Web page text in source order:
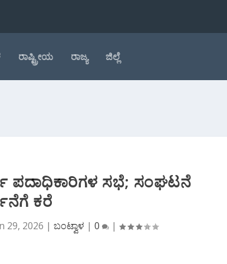
ರಾಷ್ಟ್ರೀಯ ರಾಜ್ಯ ಜಿಲ್ಲೆ
ಪದಾಧಿಕಾರಿಗಳ ಸಭೆ; ಸಂಘಟನೆ
ಕರೆ
29, 2026 | ಬಂಟ್ವಾಳ | 0 |